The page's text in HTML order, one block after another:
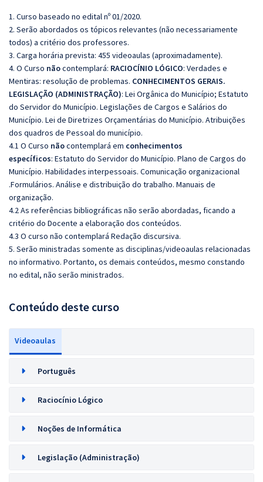
1. Curso baseado no edital nº 01/2020.
2. Serão abordados os tópicos relevantes (não necessariamente
todos) a critério dos professores.
3. Carga horária prevista: 455 videoaulas (aproximadamente).
4. O Curso nãocontemplará: RACIOCÍNIO LÓGICO: Verdades e
Mentiras: resolução de problemas. CONHECIMENTOS GERAIS.
LEGISLAÇÃO (ADMINISTRAÇÃO): Lei Orgânica do Município; Estatuto
do Servidor do Município. Legislações de Cargos e Salários do
Município. Lei de Diretrizes Orçamentárias do Município. Atribuições
dos quadros de Pessoal do município.
4.1 O Curso nãocontemplará em conhecimentos
específicos: Estatuto do Servidor do Município. Plano de Cargos do
Município. Habilidades interpessoais. Comunicação organizacional
.Formulários. Análise e distribuição do trabalho. Manuais de
organização.
4.2 As referências bibliográficas não serão abordadas, ficando a
critério do Docente a elaboração dos conteúdos.
4.3 O curso não contemplará Redação discursiva.
5. Serão ministradas somente as disciplinas/videoaulas relacionadas
no informativo. Portanto, os demais conteúdos, mesmo constando
no edital, não serão ministrados.
Conteúdo deste curso
Videoaulas
Português
Raciocínio Lógico
Noções de Informática
Legislação (Administração)